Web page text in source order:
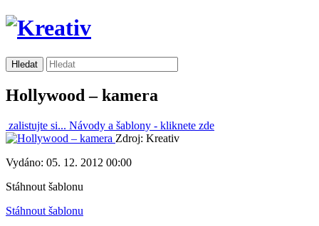
Hollywood – kamera
zalistujte si... Návody a šablony - kliknete zde
Zdroj: Kreativ
Vydáno: 05. 12. 2012 00:00
Stáhnout šablonu
Stáhnout šablonu